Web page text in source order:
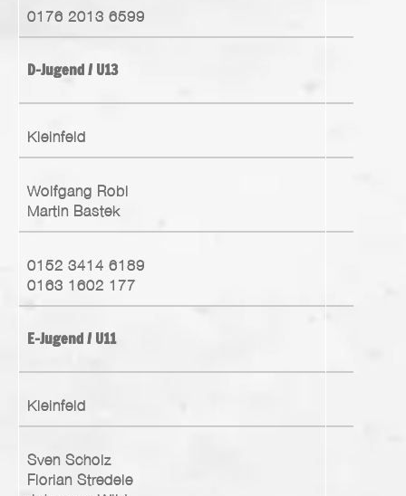
0176 2013 6599
D-Jugend / U13
Kleinfeld
Wolfgang Robl
Martin Bastek
0152 3414 6189
0163 1602 177
E-Jugend / U11
Kleinfeld
Sven Scholz
Florian Stredele